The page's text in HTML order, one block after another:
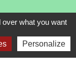
what you want
Personalize